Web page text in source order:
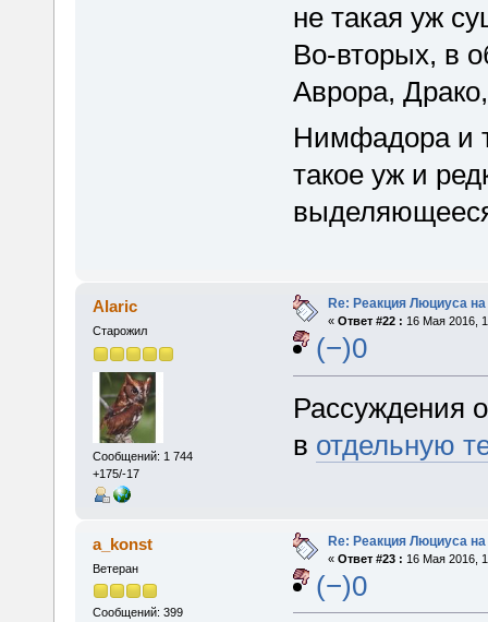
не такая уж
Во-вторых, в
Аврора,
Нимфадора и
такое уж и
Alaric
Старожил
Сообщений: 1 744
+175/-17
Re: Реакция Люциуса
« Ответ #22 : 16 Мая 2016,
(−)0
Рассуждения
в отдельную
a_konst
Ветеран
Сообщений: 399
Re: Реакция Люциуса
« Ответ #23 : 16 Мая 2016,
(−)0